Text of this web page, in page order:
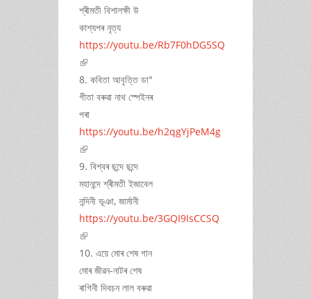
শ্ৰীমতী বিশালক্ষী উ
কাশ্যপৰ নৃত্য
https://youtu.be/Rb7F0hDG5SQ
(link is external)
8. কবিতা আবৃত্তি ডা°
গীতা বৰুৱা নাথ স্পেইনৰ
পৰা
https://youtu.be/h2qgYjPeM4g
(link is external)
9. বিশ্বৰ ছন্দে ছন্দে
মহানন্দে শ্ৰীমতী ইজাবেল
নন্দিনী ভূঞা, জাৰ্মানী
https://youtu.be/3GQI9IsCCSQ
(link is external)
10. এয়ে মোৰ শেষ গান
মোৰ জীৱন-নাটৰ শেষ
ৰাগিনী দিবচন লাল বৰুৱা